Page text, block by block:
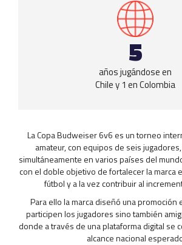
5
años jugándose en
Chile y 1 en Colombia
La Copa Budweiser 6v6 es un torneo
amateur, con equipos de seis
simultáneamente en varios países del
con el doble objetivo de fortalecer la marca
fútbol y a la vez contribuir al
Para ello la marca diseñó una promoción
participen los jugadores sino también
donde a través de una plataforma digital se
alcance nacional